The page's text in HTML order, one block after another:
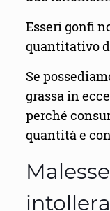
Esseri gonfi
quantitativo
Se
grassa in
perché
quantità e